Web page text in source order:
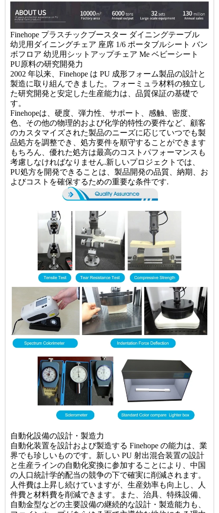
Finehope プラスチックブースター ダイニングテーブル
幼児用ダイニングチェア 座席 1/6 ポータブルシート バン
ボフロア 幼児用シットアップチェア Me ベビーシート
PU原料の研究開発力
2002 年以来、Finehope は PU 成形フォーム製品の設計と
製造に取り組んできました。フォーミュラ材料の独立し
た研究開発と安定した生産能力は、品質保証の基礎で
す。
Finehopeは、硬度、弾力性、サポート、感触、密度、
色、その他の物理的および化学的特性の要件など、顧客
のカスタマイズされた製品のニーズに応じていつでも製
品処方を調整でき、処方要件を順守することができます
もちろん、優れた処方は最高のコストパフォーマンスも
考慮しなければなりません.新しいプロジェクトでは、
PU処方を開発できることは、製品開発の品質、納期、お
よびコストを確保するための重要な条件です.
自動化設備の設計・製造力
自動化装置を設計および製造する Finehope の能力は、業
界でも珍しいものです。新しい PU 射出混合装置の設計
と生産ラインの自動化変換に参加することにより、中国
の人口統計学的配当の競争の下で確実に削減されます。
人件費は上昇し続けていますが、生産効率も向上し、人
件費と材料費を削減できます。また、治具、特殊設備、
自動金型などの主要設備の継続的な設計・製造能力も、